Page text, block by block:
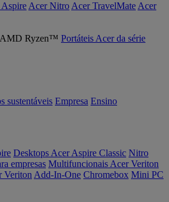
Acer Nitro Acer TravelMate Acer
Portáteis Acer da série
sustentáveis Empresa Ensino
Desktops Acer Aspire Classic Nitro
empresas Multifuncionais Acer Veriton
Veriton Add-In-One Chromebox Mini PC